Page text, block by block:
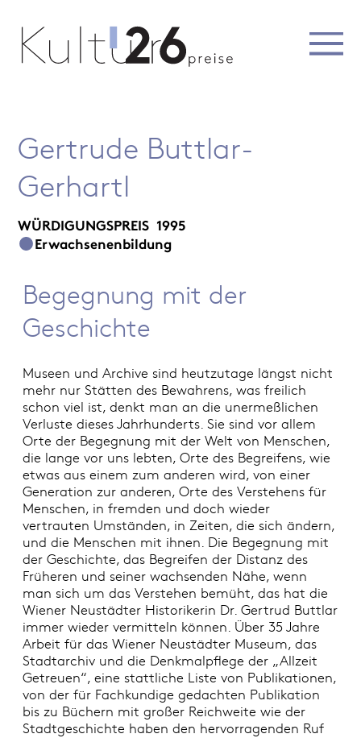
Gertrude Buttlar-
Gerhartl
WÜRDIGUNGSPREIS 1995
Erwachsenenbildung
Begegnung mit der
Geschichte
Museen und Archive sind heutzutage längst nicht
mehr nur Stätten des Bewahrens, was freilich
schon viel ist, denkt man an die unermeßlichen
Verluste dieses Jahrhunderts. Sie sind vor allem
Orte der Begegnung mit der Welt von Menschen,
die lange vor uns lebten, Orte des Begreifens, wie
etwas aus einem zum anderen wird, von einer
Generation zur anderen, Orte des Verstehens für
Menschen, in fremden und doch wieder
vertrauten Umständen, in Zeiten, die sich ändern,
und die Menschen mit ihnen. Die Begegnung mit
der Geschichte, das Begreifen der Distanz des
Früheren und seiner wachsenden Nähe, wenn
man sich um das Verstehen bemüht, das hat die
Wiener Neustädter Historikerin Dr. Gertrud Buttlar
immer wieder vermitteln können. Über 35 Jahre
Arbeit für das Wiener Neustädter Museum, das
Stadtarchiv und die Denkmalpflege der „Allzeit
Getreuen“, eine stattliche Liste von Publikationen,
von der für Fachkundige gedachten Publikation
bis zu Büchern mit großer Reichweite wie der
Stadtgeschichte haben den hervorragenden Ruf